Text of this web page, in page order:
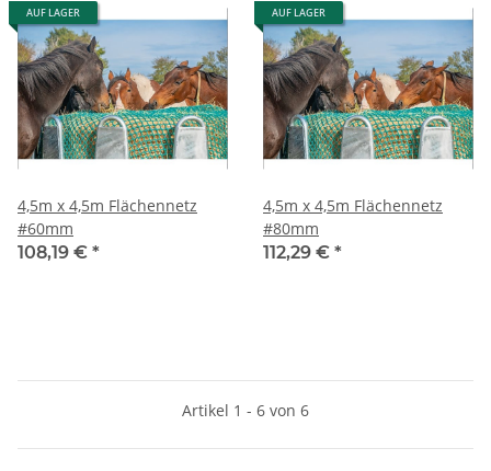
AUF LAGER
4,5m x 4,5m Flächennetz
#60mm
108,19 € *
AUF LAGER
4,5m x 4,5m Flächennetz
#80mm
112,29 € *
Artikel 1 - 6 von 6